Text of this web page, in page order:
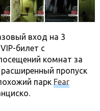
вход на 3
билет с
комнат за
пропуск
парк Fear